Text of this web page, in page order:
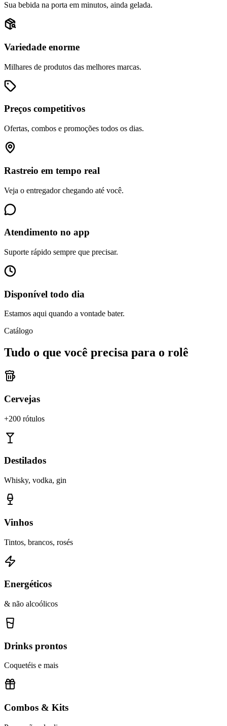
Sua bebida na porta em minutos, ainda gelada.
Variedade enorme
Milhares de produtos das melhores marcas.
Preços competitivos
Ofertas, combos e promoções todos os dias.
Rastreio em tempo real
Veja o entregador chegando até você.
Atendimento no app
Suporte rápido sempre que precisar.
Disponível todo dia
Estamos aqui quando a vontade bater.
Catálogo
Tudo o que você precisa para o rolê
Cervejas
+200 rótulos
Destilados
Whisky, vodka, gin
Vinhos
Tintos, brancos, rosés
Energéticos
& não alcoólicos
Drinks prontos
Coquetéis e mais
Combos & Kits